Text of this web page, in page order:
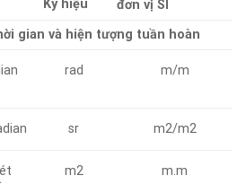
đơn vị SI
Ký hiệu
gian và hiện tượng tuần hoàn
rad m/m
sr m2/m2
m2 m.m